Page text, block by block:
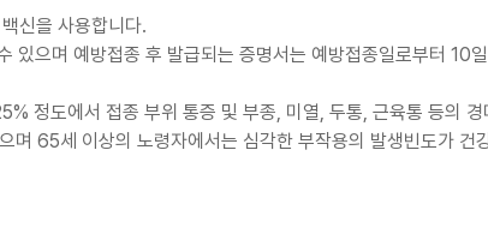
신을 사용합니다.
있으며 예방접종 후 발급되는 증명서는 예방접종일로부터 10
정도에서 접종 부위 통증 및 부종, 미열, 두통, 근육통 등의
며 65세 이상의 노령자에서는 심각한 부작용의 발생빈도가